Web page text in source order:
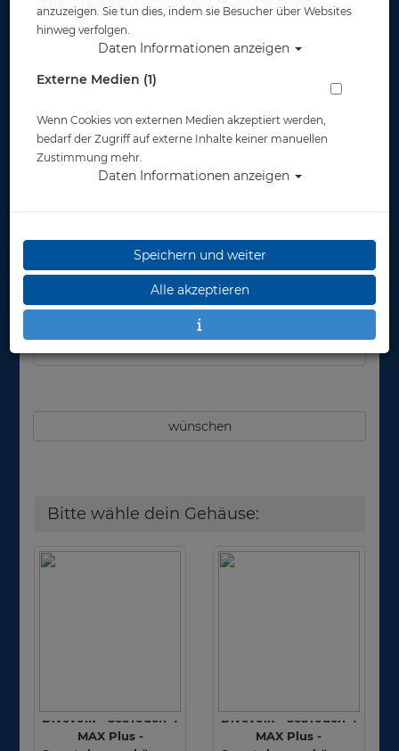
Stell dir dein Wunsch-Bundle zusammen:
Wähle deine Gehäusefarbe
Wähle optional deinen Smartphone-Adapter
Wähle optional dein Zubehör
Lieferbar in
wünschen
Bitte wähle dein Gehäuse:
Divevolk - SeaTouch 4
MAX Plus -
Divevolk - SeaTouch 4
MAX Plus -
anzuzeigen. Sie tun dies, indem sie Besucher über Websites
hinweg verfolgen.
Daten Informationen anzeigen
Externe Medien (1)
Wenn Cookies von externen Medien akzeptiert werden,
bedarf der Zugriff auf externe Inhalte keiner manuellen
Zustimmung mehr.
Daten Informationen anzeigen
Speichern und weiter
Alle akzeptieren